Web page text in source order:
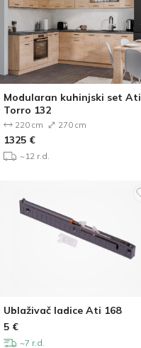
Modularan kuhinjski set Ati
Torro 132
220 cm 270 cm
1325 €
~12 r.d.
Ublaživač ladice Ati 168
5 €
~7 r.d.